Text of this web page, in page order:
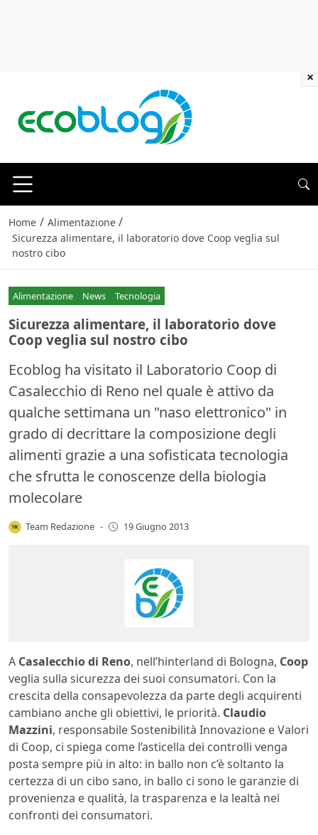
Home / Alimentazione /
Sicurezza alimentare, il laboratorio dove Coop veglia sul
nostro cibo
Alimentazione News Tecnologia
Sicurezza alimentare, il laboratorio dove
Coop veglia sul nostro cibo
Ecoblog ha visitato il Laboratorio Coop di
Casalecchio di Reno nel quale è attivo da
qualche settimana un "naso elettronico" in
grado di decrittare la composizione degli
alimenti grazie a una sofisticata tecnologia
che sfrutta le conoscenze della biologia
molecolare
Team Redazione - 19 Giugno 2013
A Casalecchio di Reno, nell’hinterland di Bologna, Coop
veglia sulla sicurezza dei suoi consumatori. Con la
crescita della consapevolezza da parte degli acquirenti
cambiano anche gli obiettivi, le priorità. Claudio
Mazzini, responsabile Sostenibilità Innovazione e Valori
di Coop, ci spiega come l’asticella dei controlli venga
posta sempre più in alto: in ballo non c’è soltanto la
certezza di un cibo sano, in ballo ci sono le garanzie di
provenienza e qualità, la trasparenza e la lealtà nei
confronti dei consumatori.
×